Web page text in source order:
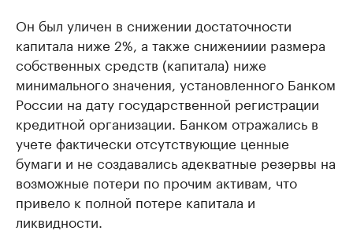
Он был уличен в снижении достаточности
капитала ниже 2%, а также снижениии размера
собственных средств (капитала) ниже
минимального значения, установленного Банком
России на дату государственной регистрации
кредитной организации. Банком отражались в
учете фактически отсутствующие ценные
бумаги и не создавались адекватные резервы на
возможные потери по прочим активам, что
привело к полной потере капитала и
ликвидности.